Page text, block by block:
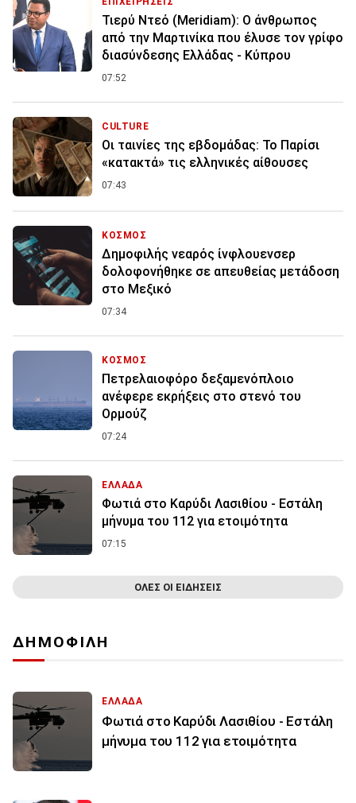
Τιερύ Ντεό (Meridiam): Ο άνθρωπος
από την Μαρτινίκα που έλυσε τον γρίφο
διασύνδεσης Ελλάδας - Κύπρου
07:52
CULTURE
Οι ταινίες της εβδομάδας: Το Παρίσι
«κατακτά» τις ελληνικές αίθουσες
07:43
ΚΟΣΜΟΣ
Δημοφιλής νεαρός ίνφλουενσερ
δολοφονήθηκε σε απευθείας μετάδοση
στο Μεξικό
07:34
ΚΟΣΜΟΣ
Πετρελαιοφόρο δεξαμενόπλοιο
ανέφερε εκρήξεις στο στενό του
Ορμούζ
07:24
ΕΛΛΑΔΑ
Φωτιά στο Καρύδι Λασιθίου - Εστάλη
μήνυμα του 112 για ετοιμότητα
07:15
ΟΛΕΣ ΟΙ ΕΙΔΗΣΕΙΣ
ΔΗΜΟΦΙΛΗ
ΕΛΛΑΔΑ
Φωτιά στο Καρύδι Λασιθίου - Εστάλη
μήνυμα του 112 για ετοιμότητα